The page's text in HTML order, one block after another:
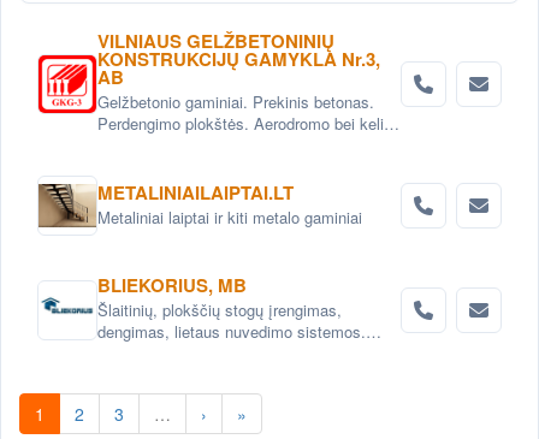
VILNIAUS GELŽBETONINIŲ
KONSTRUKCIJŲ GAMYKLA Nr.3,
AB
Gelžbetonio gaminiai. Prekinis betonas.
Perdengimo plokštės. Aerodromo bei kelio
METALINIAILAIPTAI.LT
Metaliniai laiptai ir kiti metalo gaminiai
BLIEKORIUS, MB
Šlaitinių, plokščių stogų įrengimas,
dengimas, lietaus nuvedimo sistemos.
1 2 3 … › »